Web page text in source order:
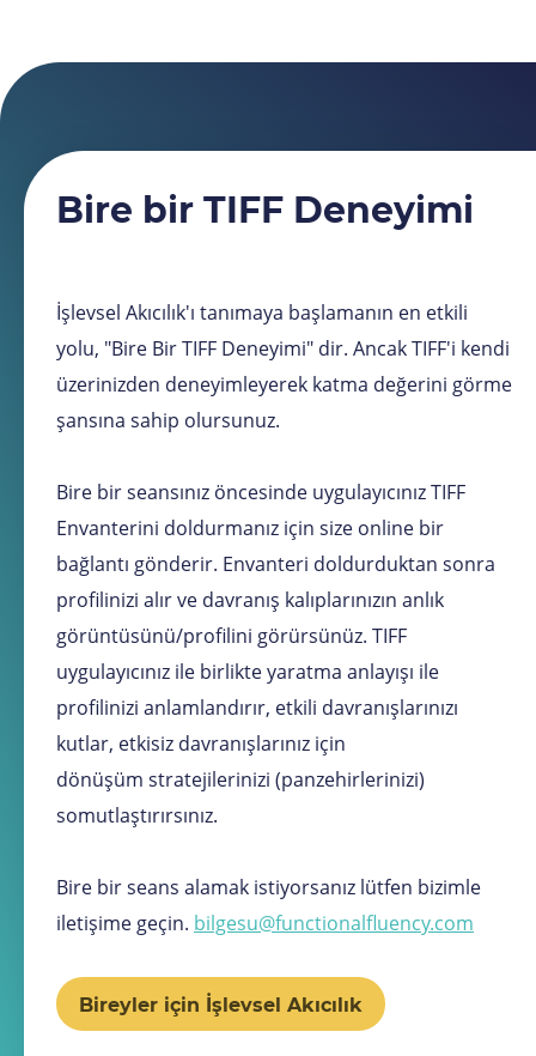
Bire bir TIFF Deneyimi
İşlevsel Akıcılık'ı tanımaya başlamanın en etkili
yolu, "Bire Bir TIFF Deneyimi" dir. Ancak TIFF'i kendi
üzerinizden deneyimleyerek katma değerini görme
şansına sahip olursunuz.
Bire bir seansınız öncesinde uygulayıcınız TIFF
Envanterini doldurmanız için size online bir
bağlantı gönderir. Envanteri doldurduktan sonra
profilinizi alır ve davranış kalıplarınızın anlık
görüntüsünü/profilini görürsünüz. TIFF
uygulayıcınız ile birlikte yaratma anlayışı ile
profilinizi anlamlandırır, etkili davranışlarınızı
kutlar, etkisiz davranışlarınız için
dönüşüm stratejilerinizi (panzehirlerinizi)
somutlaştırırsınız.
Bire bir seans alamak istiyorsanız lütfen bizimle
iletişime geçin. bilgesu@functionalfluency.com
Bireyler için İşlevsel Akıcılık